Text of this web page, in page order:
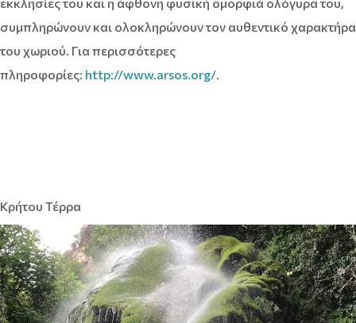
συμπληρώνουν και ολοκληρώνουν τον αυθεντικό χαρακτήρα
του χωριού. Για περισσότερες
πληροφορίες: http://www.arsos.org/
Κρήτου Τέρρα